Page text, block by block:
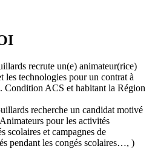
recrute un(e) animateur(rice)
les technologies pour un contrat à
Condition ACS et habitant la Région
recherche un candidat motivé
pour les activités
scolaires et campagnes de
pendant les congés scolaires…, )